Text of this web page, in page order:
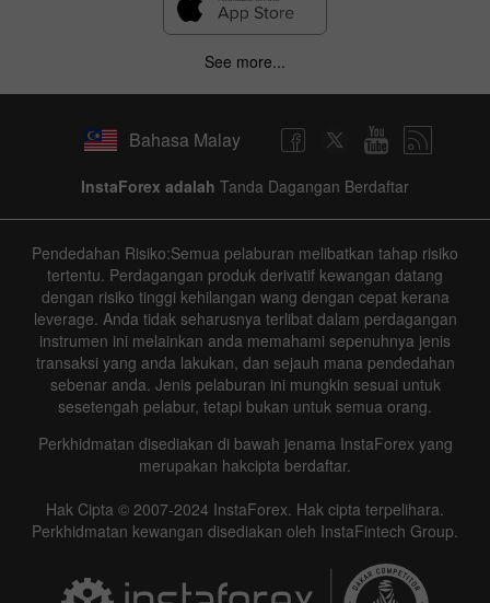
See more...
Bahasa Malay
InstaForex adalah Tanda Dagangan Berdaftar
Pendedahan Risiko:Semua pelaburan melibatkan tahap risiko
tertentu. Perdagangan produk derivatif kewangan datang
dengan risiko tinggi kehilangan wang dengan cepat kerana
leverage. Anda tidak seharusnya terlibat dalam perdagangan
instrumen ini melainkan anda memahami sepenuhnya jenis
transaksi yang anda lakukan, dan sejauh mana pendedahan
sebenar anda. Jenis pelaburan ini mungkin sesuai untuk
sesetengah pelabur, tetapi bukan untuk semua orang.
Perkhidmatan disediakan di bawah jenama InstaForex yang
merupakan hakcipta berdaftar.
Hak Cipta © 2007-2024 InstaForex. Hak cipta terpelihara.
Perkhidmatan kewangan disediakan oleh InstaFintech Group.